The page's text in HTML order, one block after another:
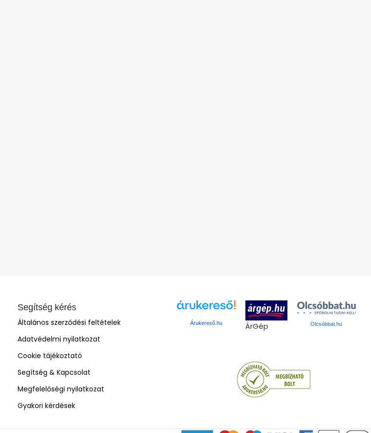
Segítség kérés
Általános szerződési feltételek
Adatvédelmi nyilatkozat
Cookie tájékoztató
Segítség & Kapcsolat
Megfelelőségi nyilatkozat
Gyakori kérdések
Árukereső.hu ÁrGép Olcsóbbat.hu